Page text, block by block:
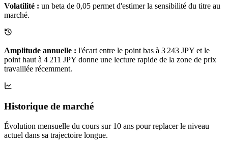
Volatilité : un beta de 0,05 permet d'estimer la sensibilité du titre au
marché.
Amplitude annuelle : l'écart entre le point bas à 3 243 JPY et le
point haut à 4 211 JPY donne une lecture rapide de la zone de prix
travaillée récemment.
Historique de marché
Évolution mensuelle du cours sur 10 ans pour replacer le niveau
actuel dans sa trajectoire longue.